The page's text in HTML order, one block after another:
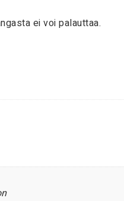
ei voi palauttaa.